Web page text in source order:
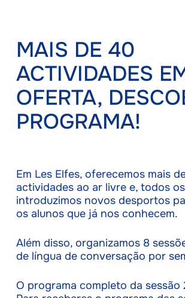
MAIS DE 40
ACTIVIDADES
OFERTA,
PROGRAMA!
Em Les Elfes, oferecemos mais
actividades ao ar livre e, todos
introduzimos novos desportos
os alunos que já nos conhecem.
Além disso, organizamos 8
de língua de conversação por
O programa completo da sessão